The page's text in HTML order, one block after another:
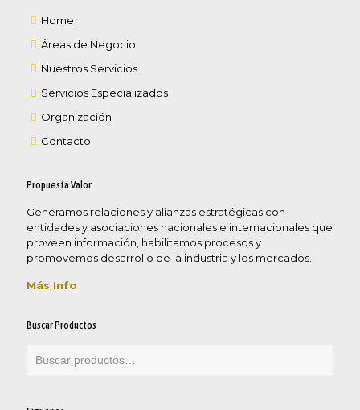
Home
Áreas de Negocio
Nuestros Servicios
Servicios Especializados
Organización
Contacto
Propuesta Valor
Generamos relaciones y alianzas estratégicas con
entidades y asociaciones nacionales e internacionales que
proveen información, habilitamos procesos y
promovemos desarrollo de la industria y los mercados.
Más Info
Buscar Productos